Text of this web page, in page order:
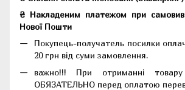
₴ Накладеним платежом при
Нової Пошти
Покупець-получатель посилки
20 грн від суми замовлення.
важно!!! При отриманні товару
ОБЯЗАТЕЛЬНО перед оплатою